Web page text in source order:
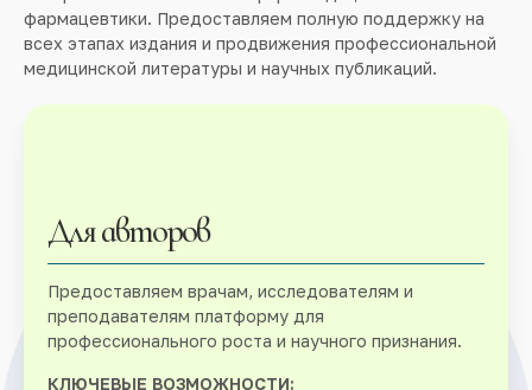
фармацевтики. Предоставляем полную поддержку на
всех этапах издания и продвижения профессиональной
медицинской литературы и научных публикаций.
Для авторов
Предоставляем врачам, исследователям и
преподавателям платформу для
профессионального роста и научного признания.
КЛЮЧЕВЫЕ ВОЗМОЖНОСТИ: